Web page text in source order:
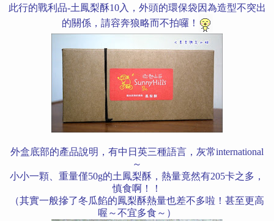
此行的戰利品-土鳳梨酥10入，外頭的環保袋因為造型不突出
的關係，請容奔狼略而不拍囉！
外盒底部的產品說明，有中日英三種語言，灰常international
～
小小一顆、重量僅50g的土鳳梨酥，熱量竟然有205卡之多，
慎食啊！！
（其實一般摻了冬瓜餡的鳳梨酥熱量也差不多啦！甚至更高
喔～不宜多食～）